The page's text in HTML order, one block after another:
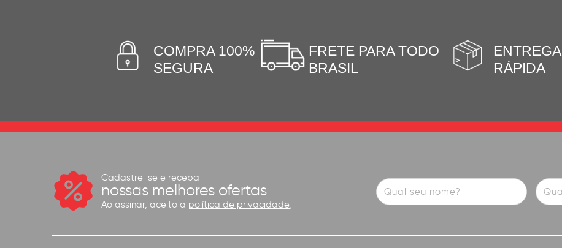
COMPRA 100%
SEGURA
FRETE PARA TODO
BRASIL
ENTREGA
RÁPIDA
Cadastre-se e receba
nossas melhores ofertas
Ao assinar, aceito a política de privacidade.